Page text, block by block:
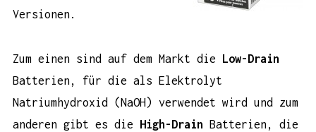
Versionen.
Zum einen sind auf dem Markt die Low-Drain
Batterien, für die als Elektrolyt
Natriumhydroxid (NaOH) verwendet wird und zum
anderen gibt es die High-Drain Batterien, die